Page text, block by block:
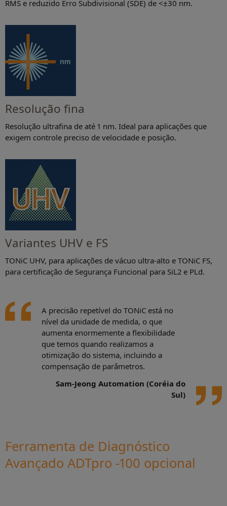
RMS e reduzido Erro Subdivisional (SDE) de <±30 nm.
Resolução fina
Resolução ultrafina de até 1 nm. Ideal para aplicações que
exigem controle preciso de velocidade e posição.
Variantes UHV e FS
TONiC UHV, para aplicações de vácuo ultra-alto e TONiC FS,
para certificação de Segurança Funcional para SiL2 e PLd.
A precisão repetível do TONiC está no
nível da unidade de medida, o que
aumenta enormemente a flexibilidade
que temos quando realizamos a
otimização do sistema, incluindo a
compensação de parâmetros.
Sam-Jeong Automation (Coréia do
Sul)
Ferramenta de Diagnóstico
Avançado ADTpro -100 opcional